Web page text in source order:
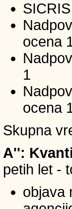
ocena
1
ocena
Skupna
A'':
petih let -
objava